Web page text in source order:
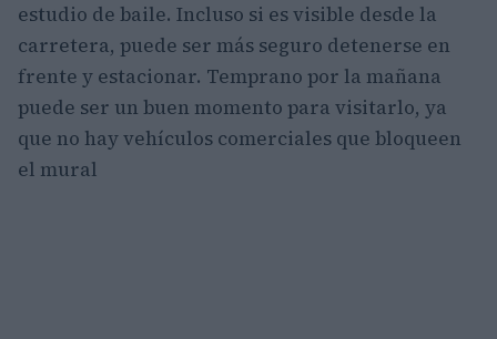
estudio de baile. Incluso si es visible desde la
carretera, puede ser más seguro detenerse en
frente y estacionar. Temprano por la mañana
puede ser un buen momento para visitarlo, ya
que no hay vehículos comerciales que bloqueen
el mural